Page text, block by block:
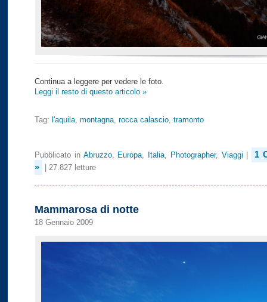
Continua a leggere per vedere le foto.
Leggi il resto di questo articolo »
Tag: l'aquila, montagna, rocca calascio, tramonto
Pubblicato in Abruzzo, Europa, Italia, Photographer, Viaggi
1
»
| 27.827 letture
Mammarosa di notte
18 Gennaio 2009